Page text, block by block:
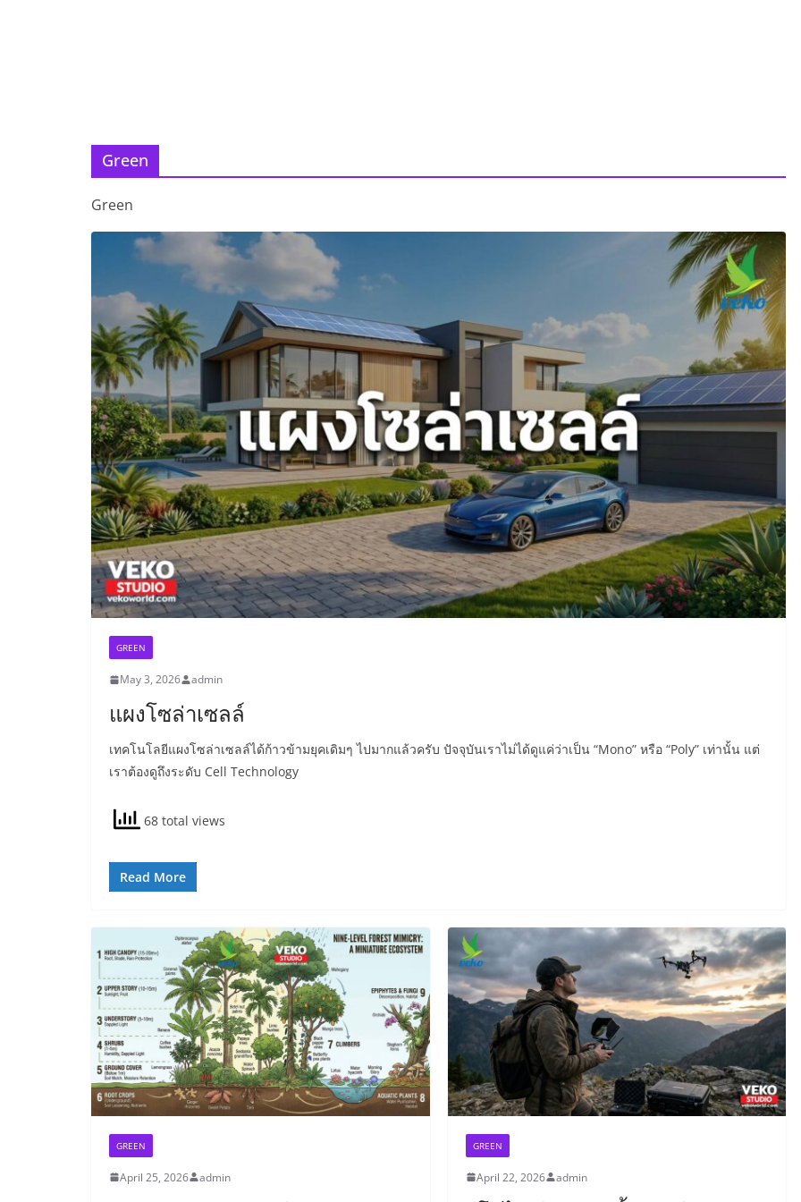
Green
Green
GREEN
May 3, 2026 admin
แผงโซล่าเซลล์
เทคโนโลยีแผงโซล่าเซลล์ได้ก้าวข้ามยุคเดิมๆ ไปมากแล้วครับ ปัจจุบันเราไม่ได้ดูแค่ว่าเป็น “Mono” หรือ “Poly” เท่านั้น แต่
เราต้องดูถึงระดับ Cell Technology
68 total views
Read More
GREEN
April 25, 2026 admin
GREEN
April 22, 2026 admin